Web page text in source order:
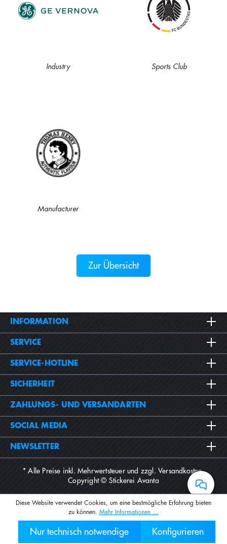
030 2000
Industry Sports Club
Manufacturer
Zur Übersicht
INFORMATION
SERVICE
SERVICE-HOTLINE
SICHERHEIT
ZAHLUNGS- UND VERSANDARTEN
SOCIAL MEDIA
NEWSLETTER
* Alle Preise inkl. Mehrwertsteuer und zzgl.Versandkosten.
Copyright © Stickerei Avanta
Diese Website verwendet Cookies, um eine bestmögliche Erfahrung bieten
zu können. Mehr Informationen ...
Nur technisch notwendige Konfigurieren